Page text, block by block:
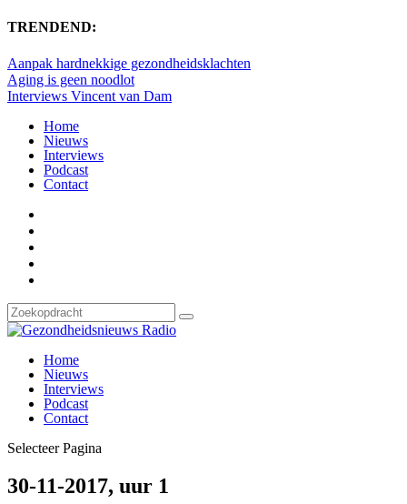
TRENDEND:
Aanpak hardnekkige gezondheidsklachten
Aging is geen noodlot
Interviews Vincent van Dam
Home
Nieuws
Interviews
Podcast
Contact
Home
Nieuws
Interviews
Podcast
Contact
Selecteer Pagina
30-11-2017, uur 1